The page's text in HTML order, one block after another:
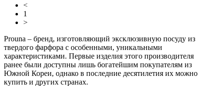
<
1
>
Prouna – бренд, изготовляющий эксклюзивную посуду из
твердого фарфора с особенными, уникальными
характеристиками. Первые изделия этого производителя
ранее были доступны лишь богатейшим покупателям из
Южной Кореи, однако в последние десятилетия их можно
купить и других странах.